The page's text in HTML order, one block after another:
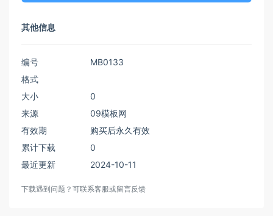
其他信息
编号
MB0133
格式
大小
0
来源
09模板网
有效期
购买后永久有效
累计下载
0
最近更新
2024-10-11
下载遇到问题？可联系客服或留言反馈